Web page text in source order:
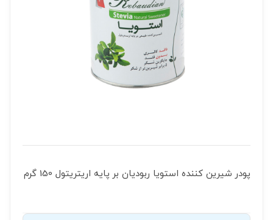
پودر شیرین کننده استویا ربودیان بر پایه اریتریتول 150 گرم